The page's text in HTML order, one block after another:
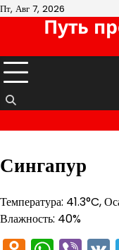
Перейти
содержимому
Пт, Авг 7, 2026
Путь
Сингапур
Температура: 41.3°C,
Влажность: 40%